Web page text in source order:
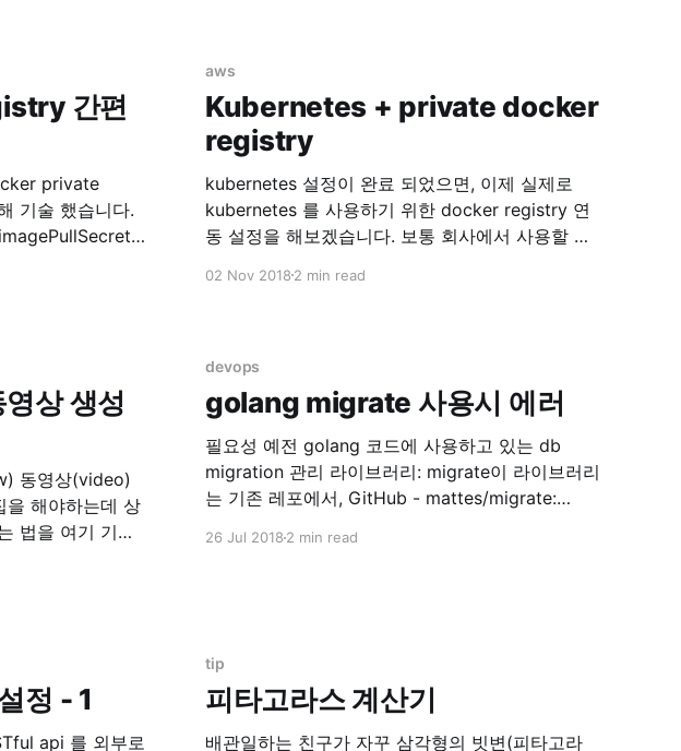
Self-healing * Service discovery and load
balancing * Secret and configuration
간편
private
기술 했습니다.
되지 않을까 싶
aws
Kubernetes + private docker
registry
kubernetes 설정이 완료 되었으면, 이제 실제로
kubernetes 를 사용하기 위한 docker registry 연
동 설정을 해보겠습니다. 보통 회사에서 사용할 때
겁니다. 이 registry 를 kubectl 을 이용해서 연동해
고
02 Nov 20182 min read
상 생성
동영상(video)
을 해야하는데 상
devops
golang migrate 사용시 에러
필요성 예전 golang 코드에 사용하고 있는 db
migration 관리 라이브러리: migrate이 라이브러리
는 기존 레포에서, GitHub - mattes/migrate:
26 Jul 20182 min read
정 - 1
tip
피타고라스 계산기
배관일하는 친구가 자꾸 삼각형의 빗변(피타고라